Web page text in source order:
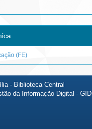
(FE)
- Biblioteca Central
da Informação Digital - GID